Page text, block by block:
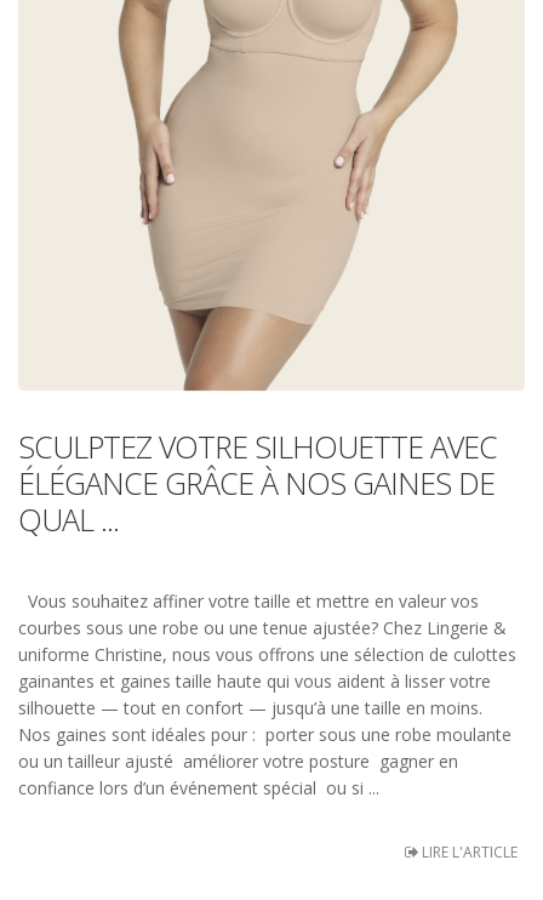
SCULPTEZ VOTRE SILHOUETTE AVEC
ÉLÉGANCE GRÂCE À NOS GAINES DE
QUAL ...
Vous souhaitez affiner votre taille et mettre en valeur vos
courbes sous une robe ou une tenue ajustée? Chez Lingerie &
uniforme Christine, nous vous offrons une sélection de culottes
gainantes et gaines taille haute qui vous aident à lisser votre
silhouette — tout en confort — jusqu’à une taille en moins.
Nos gaines sont idéales pour : porter sous une robe moulante
ou un tailleur ajusté améliorer votre posture gagner en
confiance lors d’un événement spécial ou si ...
LIRE L'ARTICLE